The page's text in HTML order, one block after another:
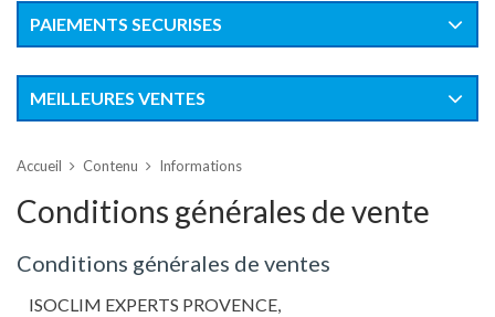
PAIEMENTS SECURISES
MEILLEURES VENTES
Accueil Contenu Informations
Conditions générales de vente
Conditions générales de ventes
ISOCLIM EXPERTS PROVENCE,